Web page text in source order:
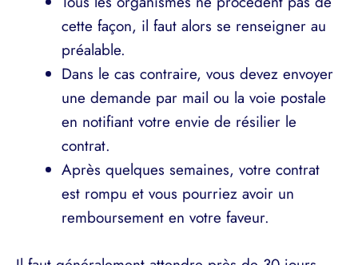
cette façon, il faut alors se renseigner au
préalable.
Dans le cas contraire, vous devez envoyer
une demande par mail ou la voie postale
en notifiant votre envie de résilier le
contrat.
Après quelques semaines, votre contrat
est rompu et vous pourriez avoir un
remboursement en votre faveur.